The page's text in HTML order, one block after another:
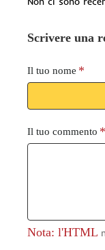
Scrivere una
Il tuo nome
Il tuo commento
Nota: l'HTML